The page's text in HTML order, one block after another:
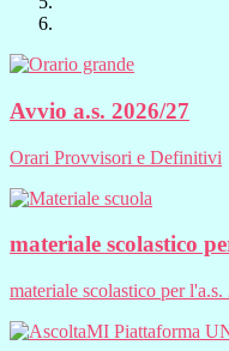
Avvio a.s. 2026/27
Orari Provvisori e Definitivi
materiale scolastico
materiale scolastico per